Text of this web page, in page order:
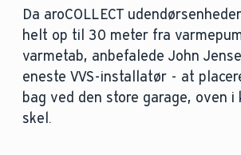
Da aroCOLLECT
helt op til 30 meter fra
varmetab, anbefalede John
eneste VVS-installatør - at
bag ved den store garage, oven
skel.